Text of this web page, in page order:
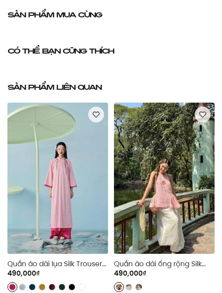
Sản phẩm mua cùng
Có thể bạn cũng thích
Sản phẩm liên quan
Quần áo dài lụa Silk Trouser
nhiều màu
490,000₫
Quần áo dài ống rộng Silk
Wide Leg Trouser
490,000₫